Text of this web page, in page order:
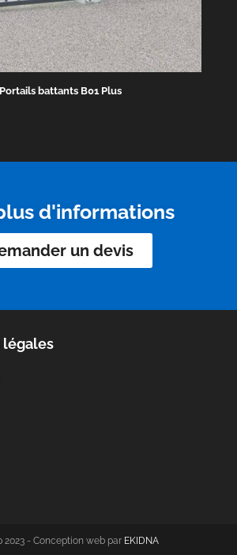
Portails battants B01 Plus
d'informations
un devis
légales
2023 - Conception web par EKIDNA